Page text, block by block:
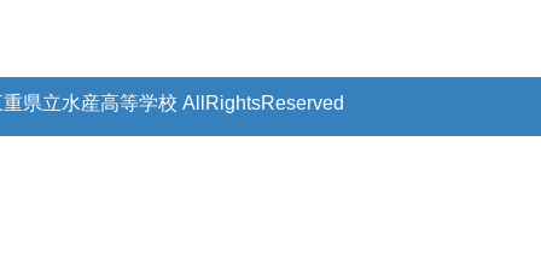
県立水産高等学校 AllRightsReserved